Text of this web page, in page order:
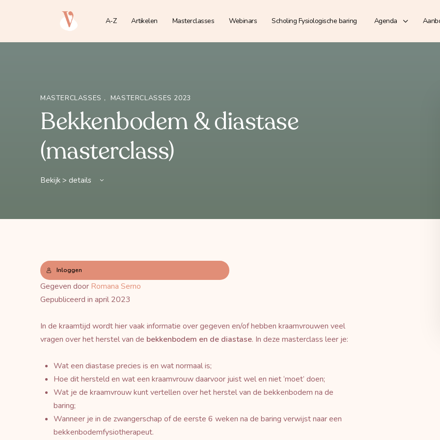
A-Z Artikelen Masterclasses Webinars Scholing Fysiologische baring Agenda
MASTERCLASSES , MASTERCLASSES 2023
Bekkenbodem & diastase
(masterclass)
Bekijk > details
Inloggen
Gegeven door Romana Serno
Gepubliceerd in april 2023
In de kraamtijd wordt hier vaak informatie over gegeven en/of hebben kraamvrouwen veel
vragen over het herstel van de bekkenbodem en de diastase. In deze masterclass leer je:
Wat een diastase precies is en wat normaal is;
Hoe dit hersteld en wat een kraamvrouw daarvoor juist wel en niet ‘moet’ doen;
Wat je de kraamvrouw kunt vertellen over het herstel van de bekkenbodem na de
baring;
Wanneer je in de zwangerschap of de eerste 6 weken na de baring verwijst naar een
bekkenbodemfysiotherapeut.